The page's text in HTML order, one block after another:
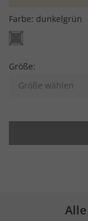
Farbe: dunkelgrün
Größe:
Größe wählen